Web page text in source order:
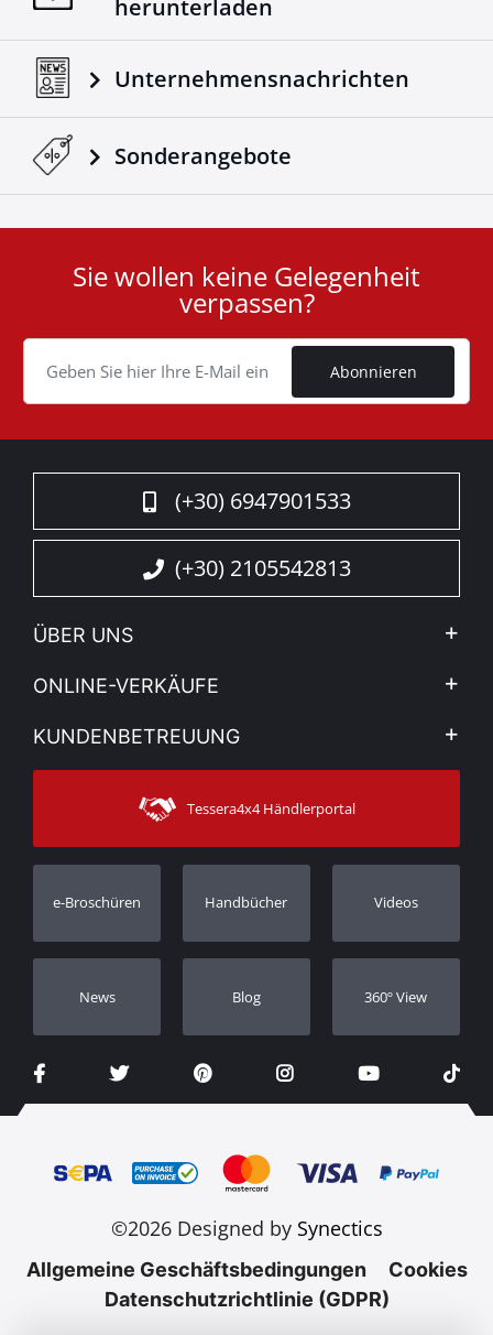
herunterladen
Unternehmensnachrichten
Sonderangebote
Cookie
Sie wollen keine Gelegenheit
verpassen?
Abonnieren
(+30) 6947901533
(+30) 2105542813
ÜBER UNS
Firma
Sehen Sie unsere Nachrichten
Sitemap
ONLINE-VERKÄUFE
Mein Konto
Versandarten
KUNDENBETREUUNG
Kontakt
Kundendienst
Bestellung verfolgen
Händler
Tessera4x4 Händlerportal
e-Broschüren Handbücher Videos
Νews Blog 360º View
©2026 Designed by Synectics
Allgemeine Geschäftsbedingungen
Cookies
Datenschutzrichtlinie (GDPR)